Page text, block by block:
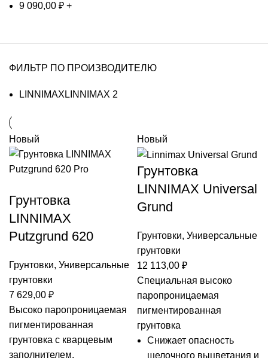
9 090,00 ₽ +
ФИЛЬТР ПО ПРОИЗВОДИТЕЛЮ
LINNIMAX LINNIMAX 2
Новый
Грунтовка
LINNIMAX
Putzgrund 620
Грунтовки, Универсальные
грунтовки
7 629,00 ₽
Высоко паропроницаемая
пигментированная
грунтовка с кварцевым
заполнителем.
Новый
Грунтовка
LINNIMAX Universal
Grund
Грунтовки, Универсальные
грунтовки
12 113,00 ₽
Специальная высоко
паропроницаемая
пигментированная
грунтовка
Снижает опасность
щелочного выцветания и